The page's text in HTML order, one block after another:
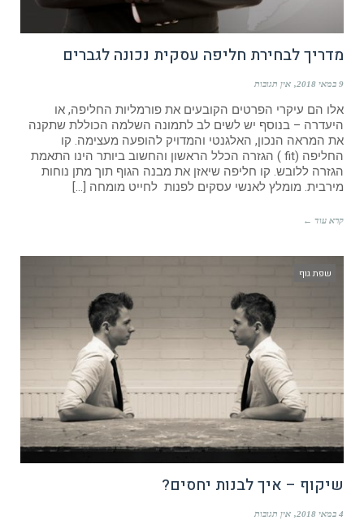
מדריך לבחירת חליפה עסקית נכונה לגברים
9 במאי 2018 אין תגובות
אלו הם עיקרי הפרטים הקובעים את פורמליות החליפה, או
היעדרה – בנוסף יש לשים לב לתמונה השלמה הכוללת שתקנה
את המראה הנכון, האלגנטי והמדויק להופעה מעצימה. קו
החליפה (fit ) הגזרה הכלל הראשון והחשוב ביותר הינו התאמת
הגזרה ללובש. קו חליפה שיאזן את מבנה הגוף תוך מתן נוחות
מירבית. מומלץ לאנשי עסקים לפנות לחייט מומחה […]
קרא עוד ←
שפת גוף
שיקוף – איך לבנות יחסים?
4 במאי 2018 אין תגובות